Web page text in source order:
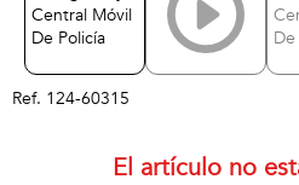
Ref. 124-60315
El artículo no